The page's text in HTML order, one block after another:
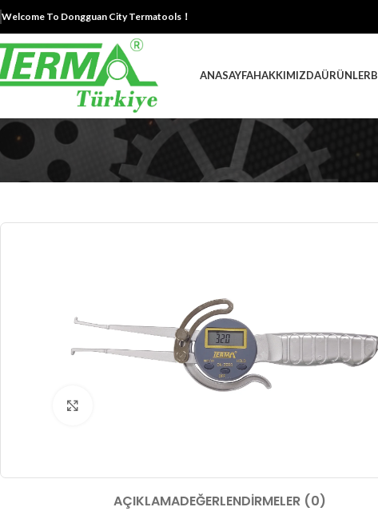
Welcome To Dongguan City Termatools！
ANASAYFAHAKKIMIZDAÜRÜNLER
AÇIKLAMADEĞERLENDIRMELER (0)